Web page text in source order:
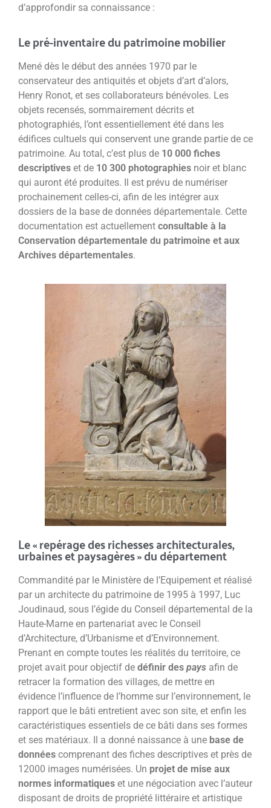
d’approfondir sa connaissance :
Le pré-inventaire du patrimoine mobilier
Mené dès le début des années 1970 par le
conservateur des antiquités et objets d’art d’alors,
Henry Ronot, et ses collaborateurs bénévoles. Les
objets recensés, sommairement décrits et
photographiés, l’ont essentiellement été dans les
édifices cultuels qui conservent une grande partie de ce
patrimoine. Au total, c’est plus de 10 000 fiches
descriptives et de 10 300 photographies noir et blanc
qui auront été produites. Il est prévu de numériser
prochainement celles-ci, afin de les intégrer aux
dossiers de la base de données départementale. Cette
documentation est actuellement consultable à la
Conservation départementale du patrimoine et aux
Archives départementales.
Le « repérage des richesses architecturales,
urbaines et paysagères » du département
Commandité par le Ministère de l’Equipement et réalisé
par un architecte du patrimoine de 1995 à 1997, Luc
Joudinaud, sous l’égide du Conseil départemental de la
Haute-Marne en partenariat avec le Conseil
d’Architecture, d’Urbanisme et d’Environnement.
Prenant en compte toutes les réalités du territoire, ce
projet avait pour objectif de définir des pays afin de
retracer la formation des villages, de mettre en
évidence l’influence de l’homme sur l’environnement, le
rapport que le bâti entretient avec son site, et enfin les
caractéristiques essentiels de ce bâti dans ses formes
et ses matériaux. Il a donné naissance à une base de
données comprenant des fiches descriptives et près de
12000 images numérisées. Un projet de mise aux
normes informatiques et une négociation avec l’auteur
disposant de droits de propriété littéraire et artistique